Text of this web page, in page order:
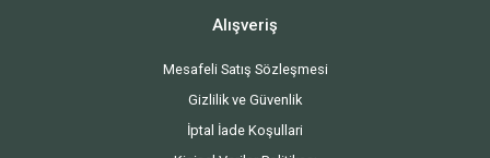
Alışveriş
Mesafeli Satış Sözleşmesi
Gizlilik ve Güvenlik
İptal İade Koşullari